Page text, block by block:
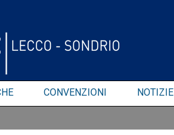
CONVENZIONI NOTIZIE